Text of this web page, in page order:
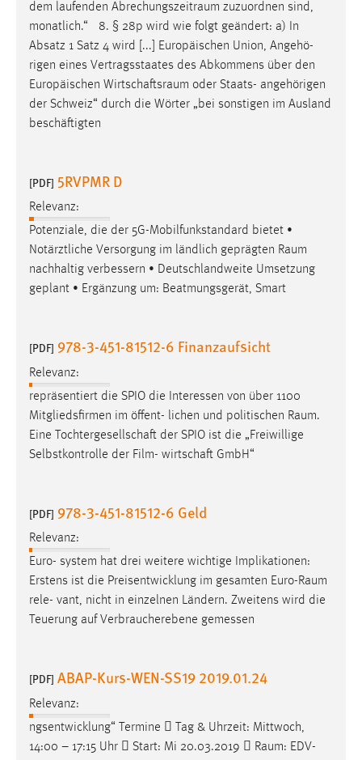
dem laufenden Abrechungszeitraum zuzuordnen sind,
monatlich.“ 8. § 28p wird wie folgt geändert: a) In
Absatz 1 Satz 4 wird [...] Europäischen Union, Angehö-
rigen eines Vertragsstaates des Abkommens über den
Europäischen Wirtschaftsraum oder Staats- angehörigen
der Schweiz“ durch die Wörter „bei sonstigen im Ausland
beschäftigten
[PDF] 5RVPMR D
Relevanz:
Potenziale, die der 5G-Mobilfunkstandard bietet •
Notärztliche Versorgung im ländlich geprägten Raum
nachhaltig verbessern • Deutschlandweite Umsetzung
geplant • Ergänzung um: Beatmungsgerät, Smart
[PDF] 978-3-451-81512-6 Finanzaufsicht
Relevanz:
repräsentiert die SPIO die Interessen von über 1100
Mitgliedsfirmen im öffent- lichen und politischen Raum.
Eine Tochtergesellschaft der SPIO ist die „Freiwillige
Selbstkontrolle der Film- wirtschaft GmbH“
[PDF] 978-3-451-81512-6 Geld
Relevanz:
Euro- system hat drei weitere wichtige Implikationen:
Erstens ist die Preisentwicklung im gesamten Euro-Raum
rele- vant, nicht in einzelnen Ländern. Zweitens wird die
Teuerung auf Verbraucherebene gemessen
[PDF] ABAP-Kurs-WEN-SS19 2019.01.24
Relevanz:
ngsentwicklung“ Termine  Tag & Uhrzeit: Mittwoch,
14:00 – 17:15 Uhr  Start: Mi 20.03.2019  Raum: EDV-
Zweck:
Zugriffsstatistik
Cookie Laufzeit:
Max. 13 Monate
verwendet, um personalisierte Werbung anzuzeigen.
Sie tun dies, indem sie Besucher über Websites
hinweg verfolgen.
Google Ads
Anbieter:
Zweck:
Conversion-Tracking
Cookie Laufzeit:
3 Monate
Facebook Pixel
Name:
_fbp
Anbieter:
Facebook
Cookie Laufzeit:
3 Monate